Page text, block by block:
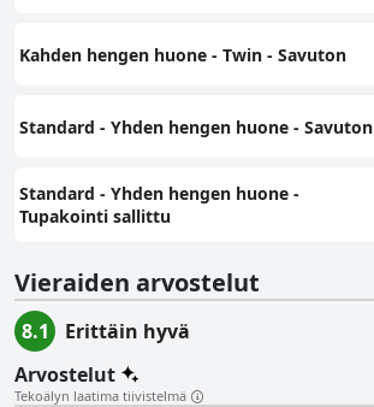
Kahden hengen huone - Twin - Savuton
Standard - Yhden hengen huone - Savuton
Standard - Yhden hengen huone -
Tupakointi sallittu
Vieraiden arvostelut
8.1
Erittäin hyvä
Arvostelut
Tekoälyn laatima tiivistelmä